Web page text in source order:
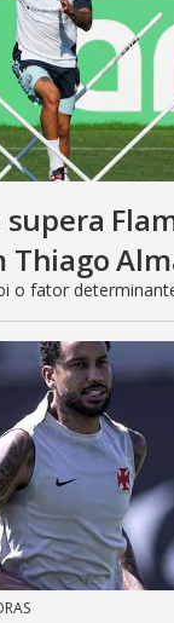
supera
Thiago
o fator